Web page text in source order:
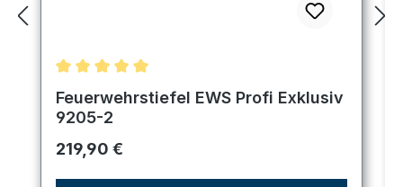
Durchschnittliche Bewertung von 5 von 5 Sternen
Feuerwehrstiefel EWS Profi Exklusiv
9205-2
Regulärer Preis:
219,90 €